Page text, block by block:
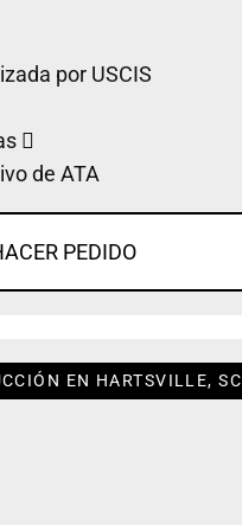
por USCIS
de ATA
PEDIDO
EN HARTSVILLE, SC